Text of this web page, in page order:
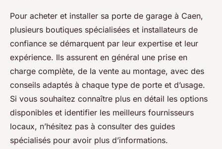
Pour acheter et installer sa porte de garage à Caen,
plusieurs boutiques spécialisées et installateurs de
confiance se démarquent par leur expertise et leur
expérience. Ils assurent en général une prise en
charge complète, de la vente au montage, avec des
conseils adaptés à chaque type de porte et d’usage.
Si vous souhaitez connaître plus en détail les options
disponibles et identifier les meilleurs fournisseurs
locaux, n’hésitez pas à consulter des guides
spécialisés pour avoir plus d’informations.